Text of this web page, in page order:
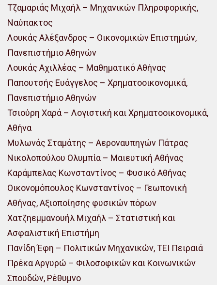
Τζαμαριάς Μιχαήλ – Μηχανικών Πληροφορικής,
Ναύπακτος
Λουκάς Αλέξανδρος – Οικονομικών Επιστημών,
Πανεπιστήμιο Αθηνών
Λουκάς Αχιλλέας – Μαθηματικό Αθήνας
Παπουτσής Ευάγγελος – Χρηματοοικονομικά,
Πανεπιστήμιο Αθηνών
Τσιούρη Χαρά – Λογιστική και Χρηματοοικονομικά,
Αθήνα
Μυλωνάς Σταμάτης – Αεροναυπηγών Πάτρας
Νικολοπούλου Ολυμπία – Μαιευτική Αθήνας
Καράμπελας Κωνσταντίνος – Φυσικό Αθήνας
Οικονομόπουλος Κωνσταντίνος – Γεωπονική
Αθήνας, Αξιοποίησης φυσικών πόρων
Χατζηεμμανουήλ Μιχαήλ – Στατιστική και
Ασφαλιστική Επιστήμη
Πανίδη Έφη – Πολιτικών Μηχανικών, ΤΕΙ Πειραιά
Πρέκα Αργυρώ – Φιλοσοφικών και Κοινωνικών
Σπουδών, Ρέθυμνο